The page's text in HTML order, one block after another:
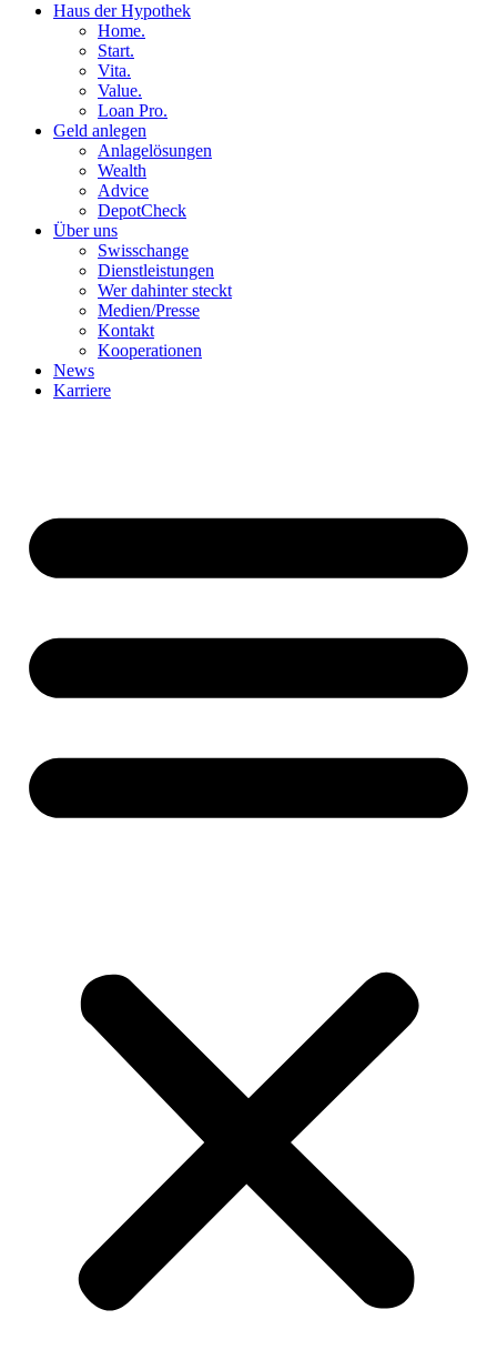
Haus der Hypothek
Home.
Start.
Vita.
Value.
Loan Pro.
Geld anlegen
Anlagelösungen
Wealth
Advice
DepotCheck
Über uns
Swisschange
Dienstleistungen
Wer dahinter steckt
Medien/Presse
Kontakt
Kooperationen
News
Karriere